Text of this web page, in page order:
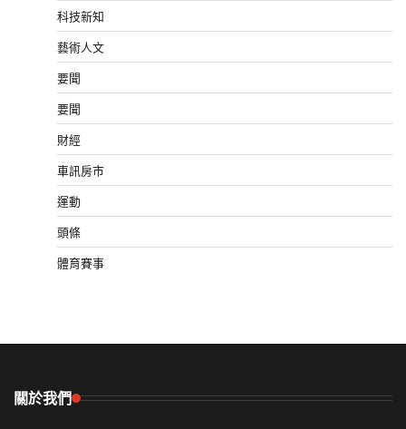
科技新知
藝術人文
要聞
要聞
財經
車訊房市
運動
頭條
體育賽事
關於我們